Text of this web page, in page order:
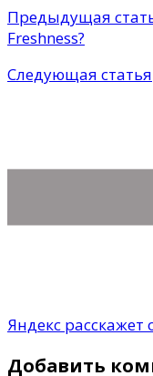
Предыдущая
Freshness?
Следующая статья
Яндекс расскажет
Добавить